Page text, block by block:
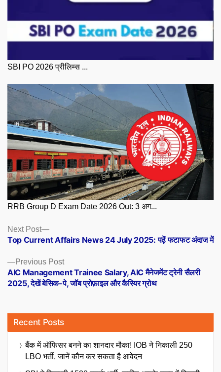
SBI PO 2026 प्रीलिम्स ...
RRB Group D Exam Date 2026 Out: 3 अग...
Posts
navigation
Previous PostPrevious
post:
AIC Management Trainee Salary, AIC मैनेजमेंट ट्रेनी सैलरी
2025, देखें बेसिक-पे, जॉब प्रोफ़ाइल और कैरियर ग्रोथ
Next Post
Next
post:
Top Current Affairs News 24 July 2025: पढ़ें फटाफट अंदाज में
Recent Posts
बैंक में ऑफिसर बनने का शानदार मौका! IOB ने निकाली 250
LBO भर्ती, जानें कौन कर सकता है आवेदन